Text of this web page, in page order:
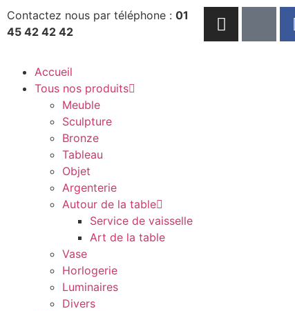
Contactez nous par téléphone : 01
45 42 42 42
Accueil
Tous nos produits
Meuble
Sculpture
Bronze
Tableau
Objet
Argenterie
Autour de la table
Service de vaisselle
Art de la table
Vase
Horlogerie
Luminaires
Divers